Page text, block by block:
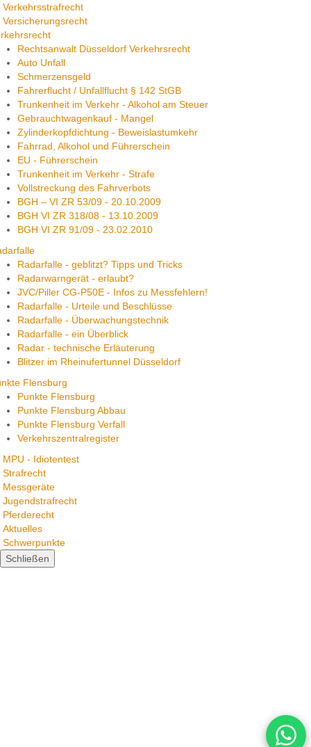
Verkehrsstrafrecht
Versicherungsrecht
Rechtsanwalt Düsseldorf Verkehrsrecht
Auto Unfall
Schmerzensgeld
Fahrerflucht / Unfallflucht § 142 StGB
Trunkenheit im Verkehr - Alkohol am Steuer
Gebrauchtwagenkauf - Mangel
Zylinderkopfdichtung - Beweislastumkehr
Fahrrad, Alkohol und Führerschein
EU - Führerschein
Trunkenheit im Verkehr - Strafe
Vollstreckung des Fahrverbots
BGH – VI ZR 53/09 - 20.10.2009
BGH VI ZR 318/08 - 13.10.2009
BGH VI ZR 91/09 - 23.02.2010
Radarfalle - geblitzt? Tipps und Tricks
Radarwarngerät - erlaubt?
JVC/Piller CG-P50E - Infos zu Messfehlern!
Radarfalle - Urteile und Beschlüsse
Radarfalle - Überwachungstechnik
Radarfalle - ein Überblick
Radar - technische Erläuterung
Blitzer im Rheinufertunnel Düsseldorf
Flensburg
Punkte Flensburg
Punkte Flensburg Abbau
Punkte Flensburg Verfall
Verkehrszentralregister
MPU - Idiotentest
Strafrecht
Messgeräte
Jugendstrafrecht
Pferderecht
Aktuelles
Schwerpunkte
Schließen